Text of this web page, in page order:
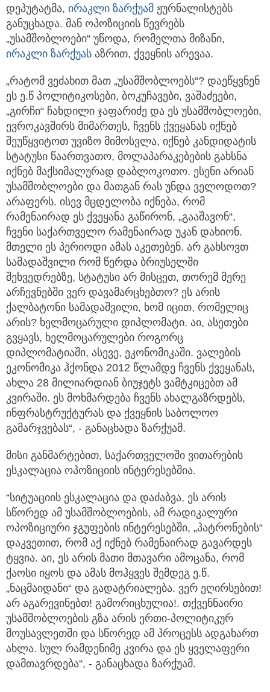
დეპუტატმა, ირაკლი ზარქუამ ჟურნალისტებს
განუცხადა. მან ოპოზიციის წევრებს
„უსამშობლოები“ უწოდა, რომელთა მიზანი,
ირაკლი ზარქუას აზრით, ქვეყნის არევაა.
„რატომ ვეძახით მათ „უსამშობლოებს“? დაეწყვნენ
ეს ე.წ პოლიტიკოსები, ბოკუჩავები, ვაშაძეები,
„გირჩი“ ჩახდილი ჯაფარიძე და ეს უსამშობლოები,
ევროკავშირს მიმართეს, ჩვენს ქვეყანას იქნებ
შეუწყვიტოთ უვიზო მიმოსვლა, იქნებ კანდიდატის
სტატუსი წაართვათო, მოლაპარაკებების გახსნა
იქნებ მაქსიმალურად დაბლოკოთო. ესენი არიან
უსამშობლოები და მათგან რას უნდა ველოდოთ?
არაფერს. ისევ მცდელობა იქნება, რომ
რამენაირად ეს ქვეყანა გაწირონ, „გააშავონ“,
ჩვენი საქართველო რამენაირად უკან დახიონ.
მთელი ეს პერიოდი ამას აკეთებენ. არ გახსოვთ
სამადაშვილი რომ წერდა ბრიუსელში
შეხვედრებზე, სტატუსი არ მისცეთ, თორემ მერე
არჩევნებში ვერ დავამარცხებთო? ეს არის
ქალბატონი სამადაშვილი, ხომ იცით, რომელიც
არის? ხელმოცარული დიპლომატი. აი, ასეთები
გვყავს, ხელმოცარულები როგორც
დიპლომატიაში, ასევე, ეკონომიკაში. ვალების
ეკონომიკა ჰქონდა 2012 წლამდე ჩვენს ქვეყანას,
ახლა 28 მილიარდიან ბიუჯეტს ვამტკიცებთ ამ
კვირაში. ეს მოხმარდება ჩვენს ახალგაზრდებს,
ინფრასტრუქტურას და ქვეყნის საბოლოო
გამარჯვებას“, - განაცხადა ზარქუამ.
მისი განმარტებით, საქართველოში ვითარების
ესკალაცია ოპოზიციის ინტერესებშია.
“სიტუაციის ესკალაცია და დაძაბვა, ეს არის
სწორედ ამ უსამშობლოების, ამ რადიკალური
ოპოზიციური ჯგუფების ინტერესებში, „პატრონების“
დაკვეთით, რომ აქ იქნებ რამენაირად გავარდეს
ტყვია. აი, ეს არის მათი მთავარი ამოცანა, რომ
ქაოსი იყოს და ამას მოჰყვეს შემდეგ ე.წ.
„ნაცმაიდანი“ და გადატრიალება. ვერ ეღირსებით!
არ აგარევინებთ! გამორიცხულია!. თქვენნაირი
უსამშობლოების გზა არის ერთი-პოლიტიკურ
მოუსავლეთში და სწორედ ამ პროცესს ადგახართ
ახლა. სულ რამდენიმე კვირა და ეს ყველაფერი
დამთავრდება“, - განაცხადა ზარქუამ.